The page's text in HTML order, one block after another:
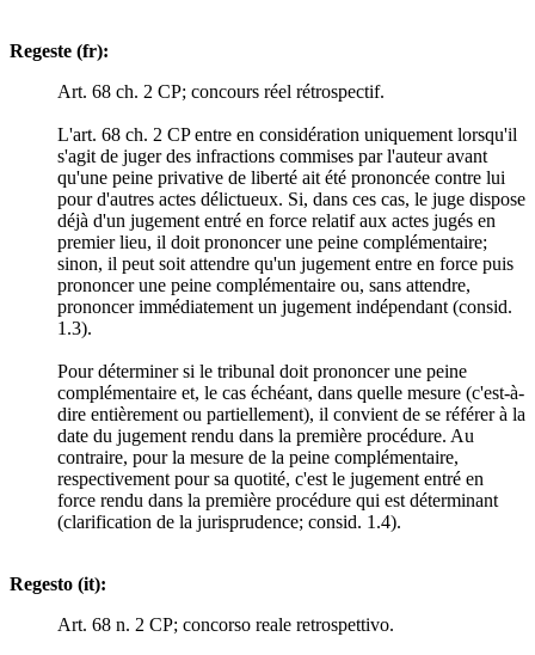
Regeste (fr):
Art. 68 ch. 2 CP; concours réel rétrospectif.
L'art. 68 ch. 2 CP entre en considération uniquement lorsqu'il
s'agit de juger des infractions commises par l'auteur avant
qu'une peine privative de liberté ait été prononcée contre lui
pour d'autres actes délictueux. Si, dans ces cas, le juge dispose
déjà d'un jugement entré en force relatif aux actes jugés en
premier lieu, il doit prononcer une peine complémentaire;
sinon, il peut soit attendre qu'un jugement entre en force puis
prononcer une peine complémentaire ou, sans attendre,
prononcer immédiatement un jugement indépendant (consid.
1.3).
Pour déterminer si le tribunal doit prononcer une peine
complémentaire et, le cas échéant, dans quelle mesure (c'est-à-
dire entièrement ou partiellement), il convient de se référer à la
date du jugement rendu dans la première procédure. Au
contraire, pour la mesure de la peine complémentaire,
respectivement pour sa quotité, c'est le jugement entré en
force rendu dans la première procédure qui est déterminant
(clarification de la jurisprudence; consid. 1.4).
Regesto (it):
Art. 68 n. 2 CP; concorso reale retrospettivo.